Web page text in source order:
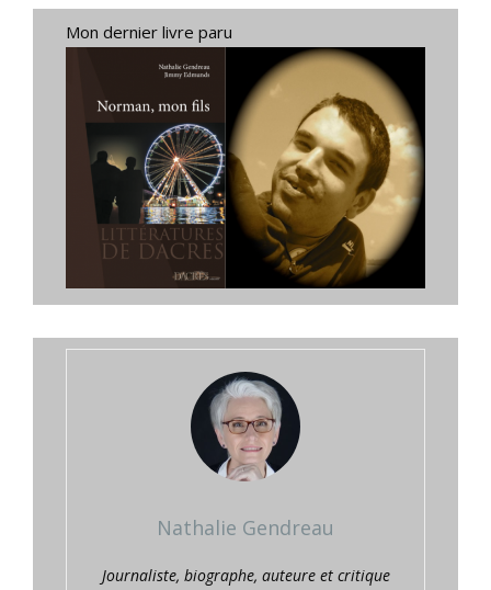
Mon dernier livre paru
Nathalie Gendreau
Journaliste, biographe, auteure et critique